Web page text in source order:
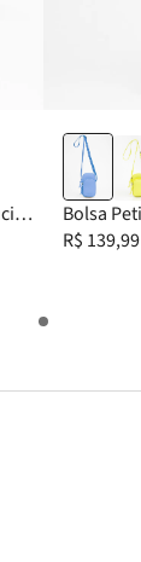
Bolsa
R$ 139,99